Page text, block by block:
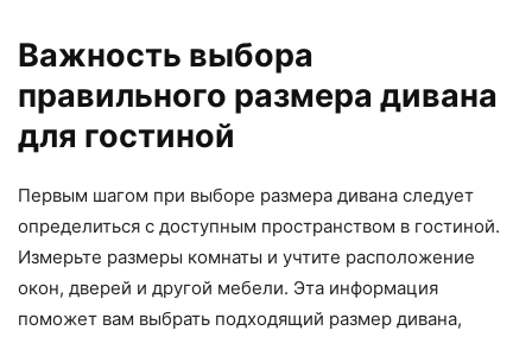
Важность выбора
правильного размера дивана
для гостиной
Первым шагом при выборе размера дивана следует
определиться с доступным пространством в гостиной.
Измерьте размеры комнаты и учтите расположение
окон, дверей и другой мебели. Эта информация
поможет вам выбрать подходящий размер дивана,